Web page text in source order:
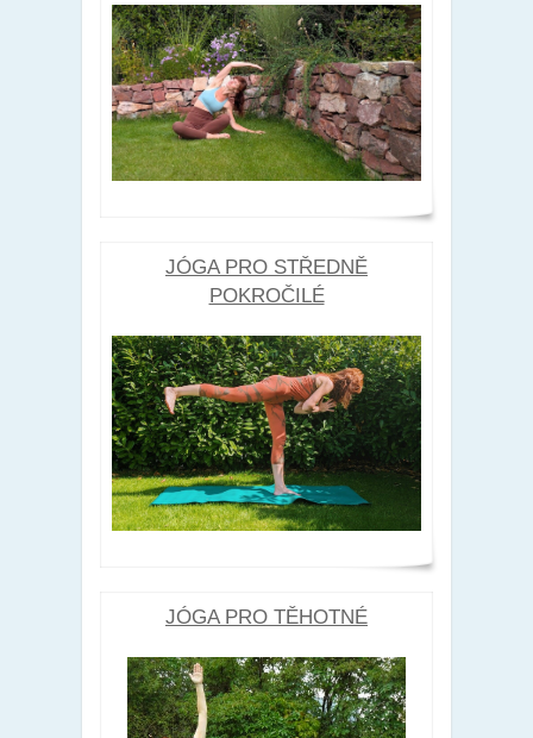
JÓGA PRO STŘEDNĚ
POKROČILÉ
JÓGA PRO TĚHOTNÉ